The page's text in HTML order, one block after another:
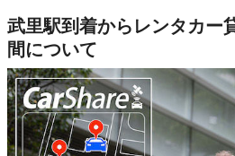
武里駅到着からレンタカー
間について